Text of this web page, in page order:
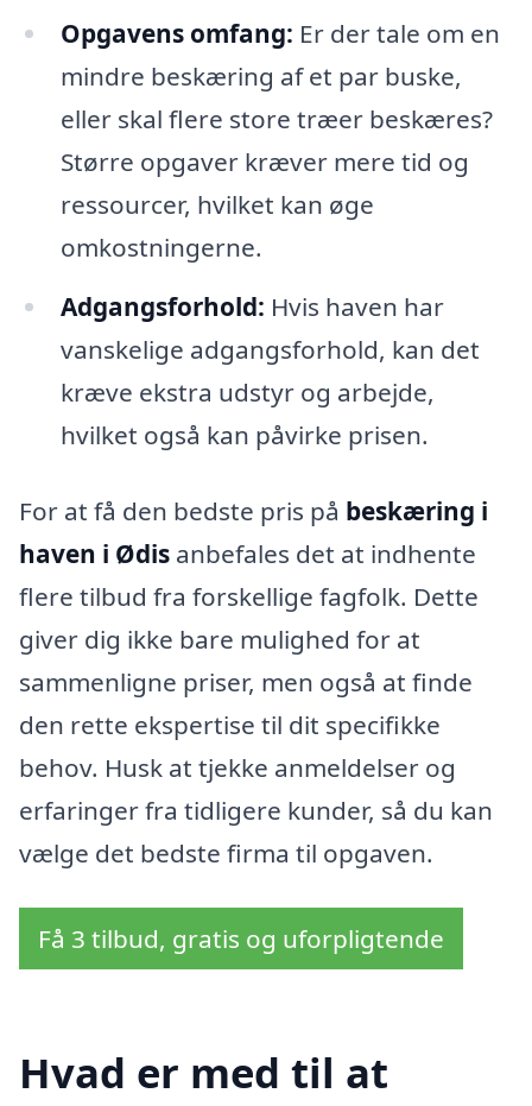
Opgavens omfang: Er der tale om en
mindre beskæring af et par buske,
eller skal flere store træer beskæres?
Større opgaver kræver mere tid og
ressourcer, hvilket kan øge
omkostningerne.
Adgangsforhold: Hvis haven har
vanskelige adgangsforhold, kan det
kræve ekstra udstyr og arbejde,
hvilket også kan påvirke prisen.
For at få den bedste pris på beskæring i
haven i Ødis anbefales det at indhente
flere tilbud fra forskellige fagfolk. Dette
giver dig ikke bare mulighed for at
sammenligne priser, men også at finde
den rette ekspertise til dit specifikke
behov. Husk at tjekke anmeldelser og
erfaringer fra tidligere kunder, så du kan
vælge det bedste firma til opgaven.
Få 3 tilbud, gratis og uforpligtende
Hvad er med til at